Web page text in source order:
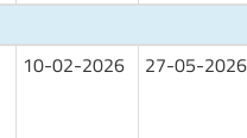
10-02-2026 27-05-2026